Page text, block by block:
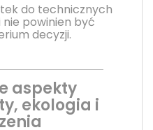
do technicznych
powinien być
decyzji.
aspekty
ekologia i